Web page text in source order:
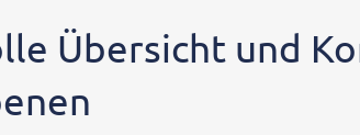
Übersicht und